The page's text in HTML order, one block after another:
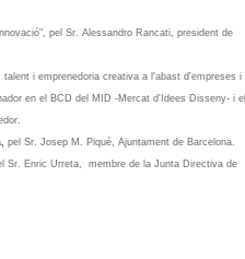
pel Sr. Alessandro Rancati, president de
i emprenedoria creativa a l'abast d'empreses i
en el BCD del MID -Mercat d'Idees Disseny- i el
pel Sr. Josep M. Piqué, Ajuntament de Barcelona.
Sr. Enric Urreta, membre de la Junta Directiva de